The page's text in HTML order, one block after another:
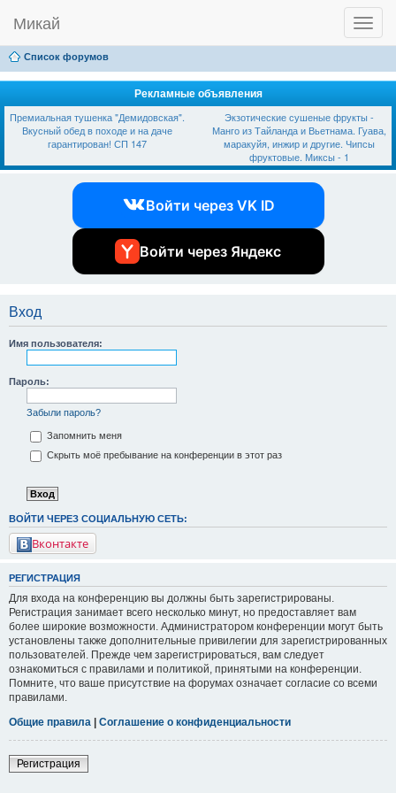
T
o
g
l
n
a
v
i
g
Микай
Ссылки Вход
Список форумов
Рекламные объявления
Премиальная тушенка "Демидовская".
Вкусный обед в походе и на даче
гарантирован! СП 147
Экзотические сушеные фрукты -
Манго из Тайланда и Вьетнама. Гуава,
маракуйя, инжир и другие. Чипсы
фруктовые. Миксы - 1
Войти через VK ID
Войти через Яндекс
Вход
Имя пользователя:
Пароль:
Забыли пароль?
Запомнить меня
Скрыть моё пребывание на конференции в этот раз
ВОЙТИ ЧЕРЕЗ СОЦИАЛЬНУЮ СЕТЬ:
Вконтакте
РЕГИСТРАЦИЯ
Для входа на конференцию вы должны быть зарегистрированы.
Регистрация занимает всего несколько минут, но предоставляет вам
более широкие возможности. Администратором конференции могут быть
установлены также дополнительные привилегии для зарегистрированных
пользователей. Прежде чем зарегистрироваться, вам следует
ознакомиться с правилами и политикой, принятыми на конференции.
Помните, что ваше присутствие на форумах означает согласие со всеми
правилами.
Общие правила
Соглашение о конфиденциальности
Регистрация